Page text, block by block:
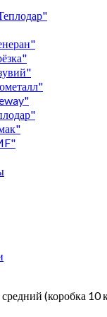
(коробка 10